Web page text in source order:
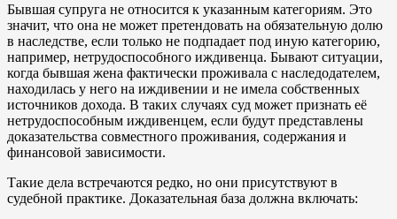
Бывшая супруга не относится к указанным категориям. Это
значит, что она не может претендовать на обязательную долю
в наследстве, если только не подпадает под иную категорию,
например, нетрудоспособного иждивенца. Бывают ситуации,
когда бывшая жена фактически проживала с наследодателем,
находилась у него на иждивении и не имела собственных
источников дохода. В таких случаях суд может признать её
нетрудоспособным иждивенцем, если будут представлены
доказательства совместного проживания, содержания и
финансовой зависимости.
Такие дела встречаются редко, но они присутствуют в
судебной практике. Доказательная база должна включать: